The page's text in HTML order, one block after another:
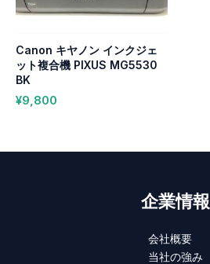
Canon キヤノン インクジェ
ット複合機 PIXUS MG5530
BK
¥9,800
企業情報
会社概要
当社の強み